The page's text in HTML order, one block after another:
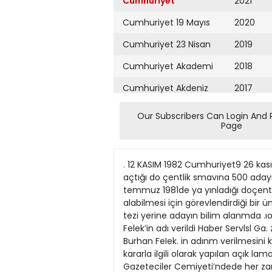
Cumhuriyet 19 Mayıs
Cumhuriyet 23 Nisan
Cumhuriyet Akademi
Cumhuriyet Akdeniz
Cumhuriyet Alışveriş
Cumhuriyet Ankara
Cumhuriyet Büyük
Taaruz
Cumhuriyet
Cumartesi
Cumhuriyet Çevre
2020
2019
2018
2017
2016
2015
2013
2012
2011
2010
2009
Our Subscribers Can Login And
Page
. 12 KASIM 1982 Cumhuriyet9 26 kasım’daki docentlik sınavına 500 kisi başvurdu IZMİR, (Cumhuriyet Ege Büro,u) Yüksek Öğretim Kurulu açtığı do çentlik smavına 500 adayın Üç başvurduğu öğrenildi. aşamada gerçekleştirilecek ilk etabı 28 kasım günü yapılacak. YÖK 5 temmuz 1981de ya yınladığı doçentlik sınav yö netmeliğiyle .doçentlik tezi’. gereğini ortadan kaldırdı. Puna karşılık adayın da cent alabilmesi için görevlendirdiği bir üniv£rsitede üç yıl süreyle yardımcı doçent olarak çalışılmasıyükümlülüğü bulu nuyo!. YÖK doçentlik tezi yerine adayın bilim alanmda .ıorjlnal çalışma. yapması koşulunu da getirdi. Gazeteciler Cemiyeti Konferans Salonuna Burhan Felek’in adı verildi Haber Servlsl Ga. zetediler Cemiyeti Yönetim Ku rulu, Gazeteciler Cemiyeti Kon salonuna merhum Şeyhülmuharririn Burhan FeIek. in adınm verilmesini kararlaştırd.ı. Gazeteciler Cemiyeti Yönetim Kurulu’nun önceki gün yapuan toplantısında alman kararla ilgili olarak yapılan açık lamada, «Türk basın ve fikir hayatı ile eenıiyetlmize hizmetleri geçen aziz baş kammız Burhan Felek’in adı, Gazeteciler Cemiyeti’ndede her zaman saygıyla anflacaktır» denildi. İstanbul Haber Servisi Deniz Polisi’nin önceki gece Iç ve dış limanlarla, Marmara böl gesinde düzenlediği «Panter» Operasyonu dün sabah saat 02’de son buldu. Dört sürat teknesiyle tüm deniz polisinin katıldığı operasyondaözellikle belirtilen bölgelere seri operasyoniar düzenlendi. çok sayıda teknede tayfa eksikliği seyir sırasmda kullanılması ge reken sancak olmadığı belirlen di. Kurallara tekne sahipleri uyarıldı. Deniz polisi yetkilileri, operasyonlarm bir plan sürdürtileceğini bildirdiler. Deniz Polisinin «Panter» Operasyonu sabaha kadar sürdü Haber Servisi Mil 11 duyguları zayıflatninjç Için propaganda yapmak ve kanunun cürtjm saydığı bir fiilin övülmesi suçundan yargılanan Halkın Sesi Dergisi Yazı işleri Müdürü Hasan Fikret Ulusoy. dan 3 yıl 6 ay hapis cezasına çarptırıldı. Istanbul Toplu Basın Mahkemesjnde sonuçlanan davada Ulusoydan’a 21.10.1975 tarihli Halkın Sest Dergisi’nde çıkan bır yazıda kanunun cürüm say dığı bir fiili övmek suçundan ay, aynı tarihli gazetede çıkan ayrı yazıda da TCK’nujı iki 143. maddesini ihlalden 3 yıl hapis cezası verildi. Sanık ay. rıca lira para cezasına mahkQmoldu. Halkın Sesi Dergisi Yaziişleri Müdürü 3.5 yıla hüküm giydi İstanbul ANKARA Ana dolu Üniversitesi’ne baktı açık yüksek öğretim progtamına alınacak 25 bin öğrencinin kesin kayıtları 2226 kasım tarihleri arasında yapılacak. Esktşehirde bulunan Ana dolu Universjtesl’ne bağlı açık yüksek öğretim programına ve